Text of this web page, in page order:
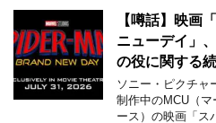
【噂話】映画
ニューデイ」
の役に関する
ソニー・ピクチャ
制作中のMCU（
ース）の映画「ス